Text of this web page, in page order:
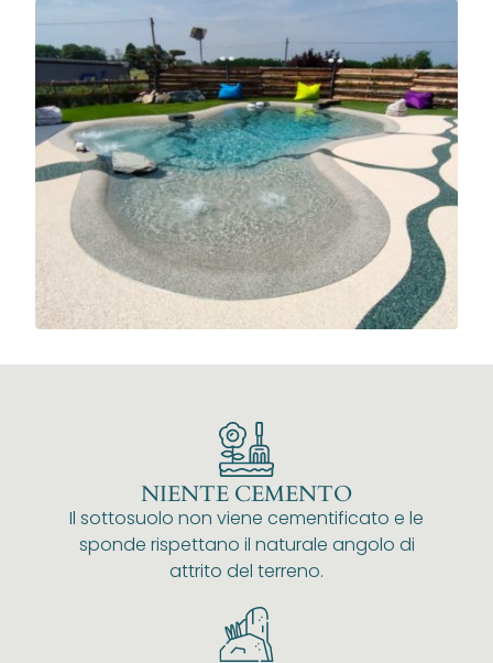
NIENTE CEMENTO
Il sottosuolo non viene cementificato e le
sponde rispettano il naturale angolo di
attrito del terreno.